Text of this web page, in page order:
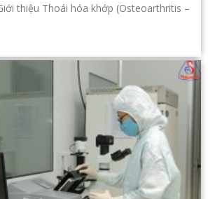
thiệu Thoái hóa khớp (Osteoarthritis –